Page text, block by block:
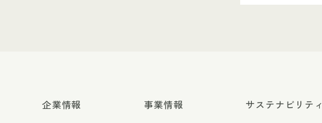
企業情報 事業情報 サステナビリティ